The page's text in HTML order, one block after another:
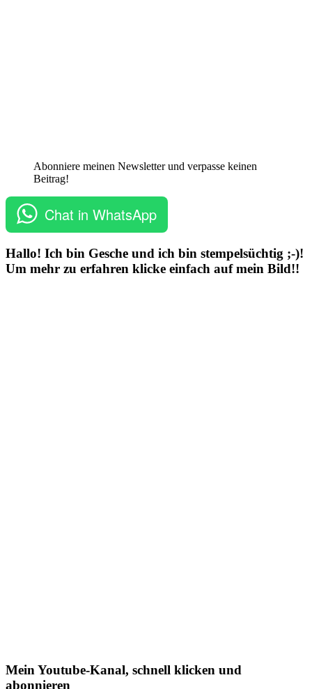
Abonniere meinen Newsletter und verpasse keinen
Beitrag!
Chat in WhatsApp
Hallo! Ich bin Gesche und ich bin stempelsüchtig ;-)!
Um mehr zu erfahren klicke einfach auf mein Bild!!
Mein Youtube-Kanal, schnell klicken und
abonnieren